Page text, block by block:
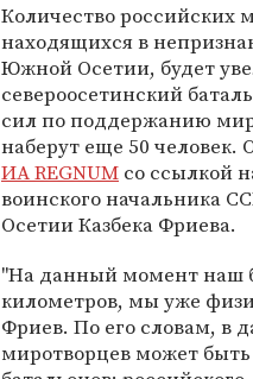
Количество российских
находящихся в
Южной Осетии, будет
североосетинский
сил по поддержанию
наберут еще 50 человек.
ИА REGNUM со ссылкой
воинского начальника
Осетии Казбека Фриева.
"На данный момент наш
километров, мы уже
Фриев. По его словам, в
миротворцев может